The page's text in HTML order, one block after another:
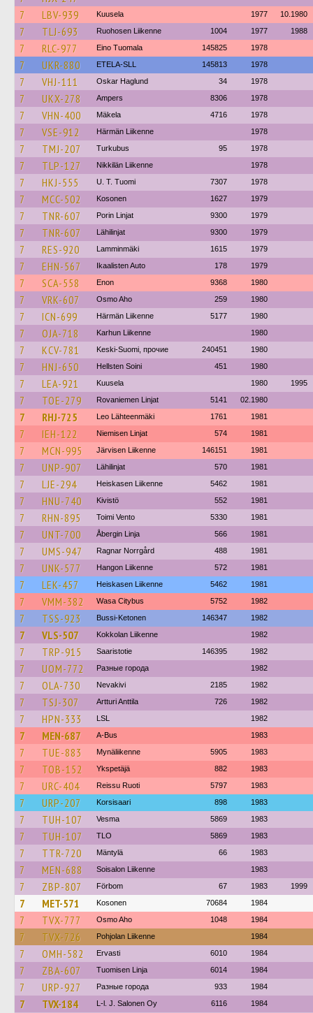
7 LBV-939 Kuusela 1977 10.1980
7 TLJ-693 Ruohosen Liikenne 1004 1977 1988
7 RLC-977 Eino Tuomala 145825 1978
7 UKR-880 ETELA-SLL 145813 1978
7 VHJ-111 Oskar Haglund 34 1978
7 UKX-278 Ampers 8306 1978
7 VHN-400 Mäkela 4716 1978
7 VSE-912 Härmän Liikenne 1978
7 TMJ-207 Turkubus 95 1978
7 TLP-127 Nikkilän Liikenne 1978
7 HKJ-555 U. T. Tuomi 7307 1978
7 MCC-502 Kosonen 1627 1979
7 TNR-607 Porin Linjat 9300 1979
7 TNR-607 Lähilinjat 9300 1979
7 RES-920 Lamminmäki 1615 1979
7 EHN-567 Ikaalisten Auto 178 1979
7 SCA-558 Enon 9368 1980
7 VRK-607 Osmo Aho 259 1980
7 ICN-699 Härmän Liikenne 5177 1980
7 OJA-718 Karhun Liikenne 1980
7 KCV-781 Keski-Suomi, прочие 240451 1980
7 HNJ-650 Hellsten Soini 451 1980
7 LEA-921 Kuusela 1980 1995
7 TOE-279 Rovaniemen Linjat 5141 02.1980
7 RHJ-725 Leo Lähteenmäki 1761 1981
7 IEH-122 Niemisen Linjat 574 1981
7 MCN-995 Järvisen Liikenne 146151 1981
7 UNP-907 Lähilinjat 570 1981
7 LJE-294 Heiskasen Liikenne 5462 1981
7 HNU-740 Kivistö 552 1981
7 RHN-895 Toimi Vento 5330 1981
7 UNT-700 Åbergin Linja 566 1981
7 UMS-947 Ragnar Norrgård 488 1981
7 UNK-577 Hangon Liikenne 572 1981
7 LEK-457 Heiskasen Liikenne 5462 1981
7 VMM-382 Wasa Citybus 5752 1982
7 TSS-923 Bussi-Ketonen 146347 1982
7 VLS-507 Kokkolan Liikenne 1982
7 TRP-915 Saaristotie 146395 1982
7 UOM-772 Разные города 1982
7 OLA-730 Nevakivi 2185 1982
7 TSJ-307 Artturi Anttila 726 1982
7 HPN-333 LSL 1982
7 MEN-687 A-Bus 1983
7 TUE-883 Mynäliikenne 5905 1983
7 TOB-152 Ykspetäjä 882 1983
7 URC-404 Reissu Ruoti 5797 1983
7 URP-207 Korsisaari 898 1983
7 TUH-107 Vesma 5869 1983
7 TUH-107 TLO 5869 1983
7 TTR-720 Mäntylä 66 1983
7 MEN-688 Soisalon Liikenne 1983
7 ZBP-807 Förbom 67 1983 1999
7 MET-571 Kosonen 70684 1984
7 TVX-777 Osmo Aho 1048 1984
7 TVX-726 Pohjolan Liikenne 1984
7 OMH-582 Ervasti 6010 1984
7 ZBA-607 Tuomisen Linja 6014 1984
7 URP-927 Разные города 933 1984
7 TVX-184 L-l. J. Salonen Oy 6116 1984